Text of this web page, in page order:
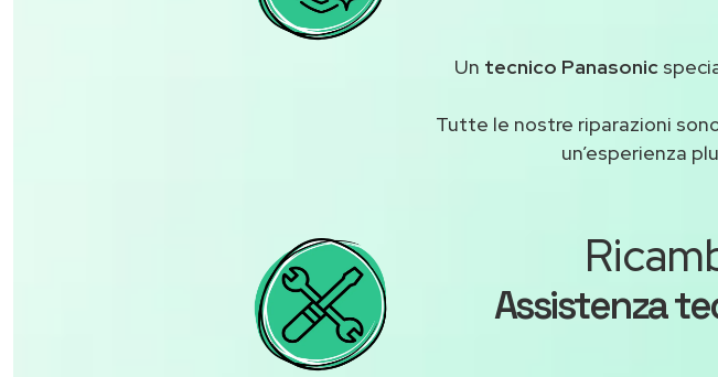
Un tecnico Panasonic
Tutte le nostre riparazioni
un’esperienza
Assistenza